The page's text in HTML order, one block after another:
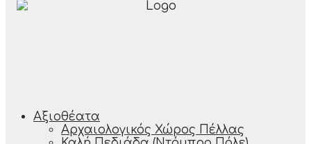
Αξιοθέατα
Αρχαιολογικός Χώρος Πέλλας